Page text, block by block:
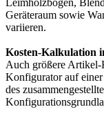
Leimholzbogen,
Geräteraum sowie
variieren.
Kosten-Kalkulation
Auch größere
Konfigurator auf
des